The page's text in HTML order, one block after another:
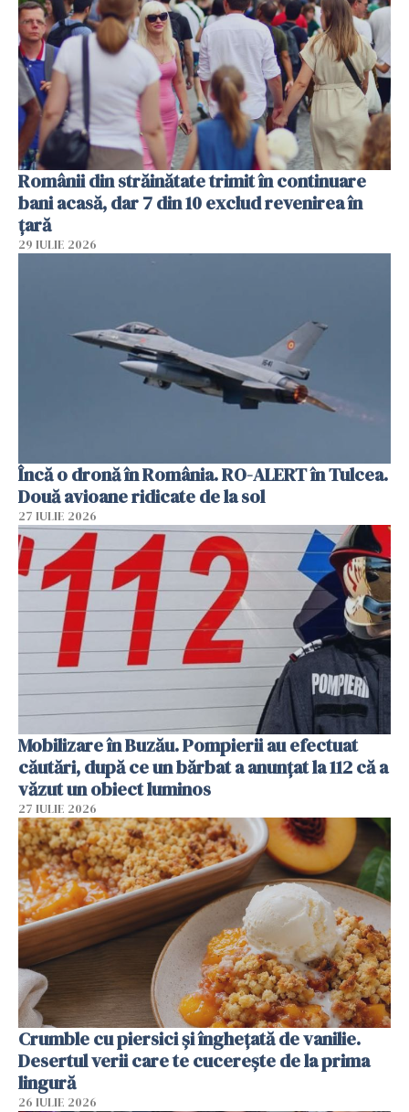
Românii din străinătate trimit în continuare
bani acasă, dar 7 din 10 exclud revenirea în
țară
29 IULIE 2026
Încă o dronă în România. RO-ALERT în Tulcea.
Două avioane ridicate de la sol
27 IULIE 2026
Mobilizare în Buzău. Pompierii au efectuat
căutări, după ce un bărbat a anunțat la 112 că a
văzut un obiect luminos
27 IULIE 2026
Crumble cu piersici și înghețată de vanilie.
Desertul verii care te cucerește de la prima
lingură
26 IULIE 2026